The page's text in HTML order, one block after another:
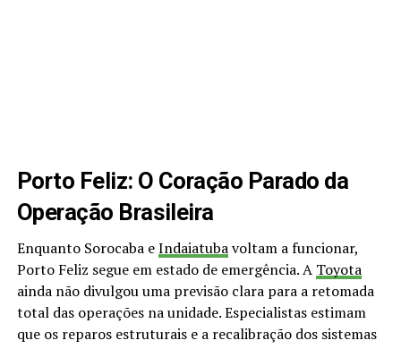
Porto Feliz: O Coração Parado da
Operação Brasileira
Enquanto Sorocaba eIndaiatubavoltam a funcionar,
Porto Feliz segue em estado de emergência. A Toyota
ainda não divulgou uma previsão clara para a retomada
total das operações na unidade. Especialistas estimam
que os reparos estruturais e a recalibração dos sistemas